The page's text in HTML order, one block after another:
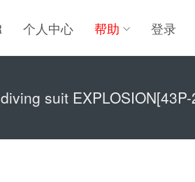
个人中心 帮助 登录
suit